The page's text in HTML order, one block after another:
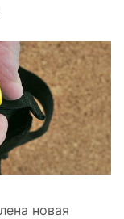
новая